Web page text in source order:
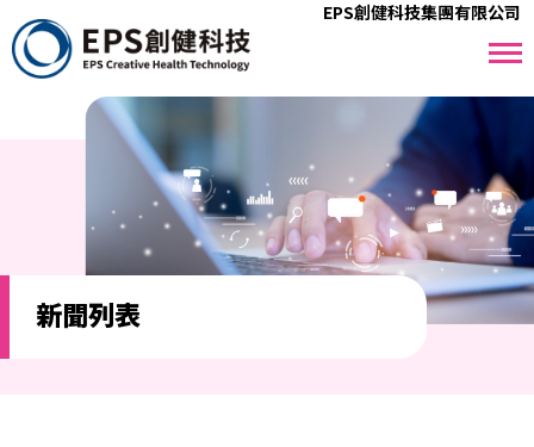
EPS創健科技集團有限公司
新聞列表